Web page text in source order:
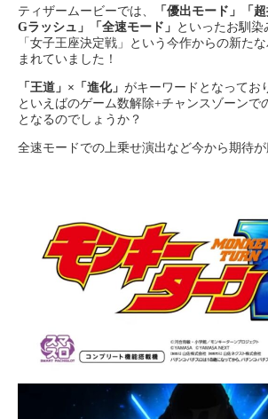
ティザームービーでは、
「優出モード」「
Gラッシュ」「全速モード」 といったお馴染
「女子王座決定戦」という今作からの新た
まれていました！
「王道」×「進化」 がキーワードとなってお
といえばのゲーム数解除+チャンスゾーンで
となるのでしょうか？
全速モードでの上乗せ演出など今から期待が